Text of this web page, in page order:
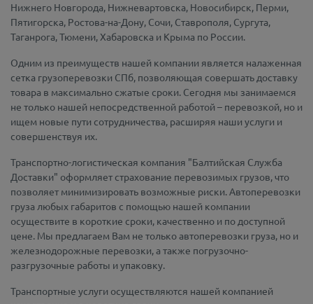
Нижнего Новгорода, Нижневартовска, Новосибирск, Перми,
Пятигорска, Ростова-на-Дону, Сочи, Ставрополя, Сургута,
Таганрога, Тюмени, Хабаровска и Крыма по России.
Одним из преимуществ нашей компании является налаженная
сетка грузоперевозки СПб, позволяющая совершать доставку
товара в максимально сжатые сроки. Сегодня мы занимаемся
не только нашей непосредственной работой – перевозкой, но и
ищем новые пути сотрудничества, расширяя наши услуги и
совершенствуя их.
Транспортно-логистическая компания "Балтийская Служба
Доставки" оформляет страхование перевозимых грузов, что
позволяет минимизировать возможные риски. Автоперевозки
груза любых габаритов с помощью нашей компании
осуществите в короткие сроки, качественно и по доступной
цене. Мы предлагаем Вам не только автоперевозки груза, но и
железнодорожные перевозки, а также погрузочно-
разгрузочные работы и упаковку.
Транспортные услуги осуществляются нашей компанией